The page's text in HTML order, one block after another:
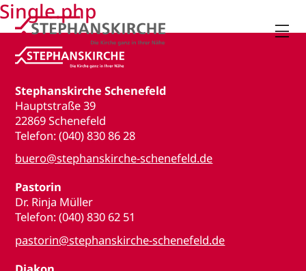

Stephanskirche Schenefeld
Hauptstraße 39
22869 Schenefeld
Telefon: (040) 830 86 28
buero@stephanskirche-schenefeld.de
Pastorin
Dr. Rinja Müller
Telefon: (040) 830 62 51
pastorin@stephanskirche-schenefeld.de